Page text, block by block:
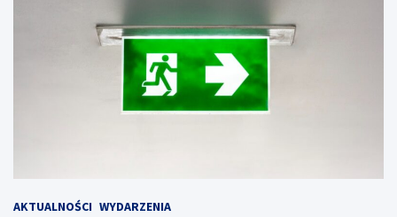
AKTUALNOŚCI WYDARZENIA